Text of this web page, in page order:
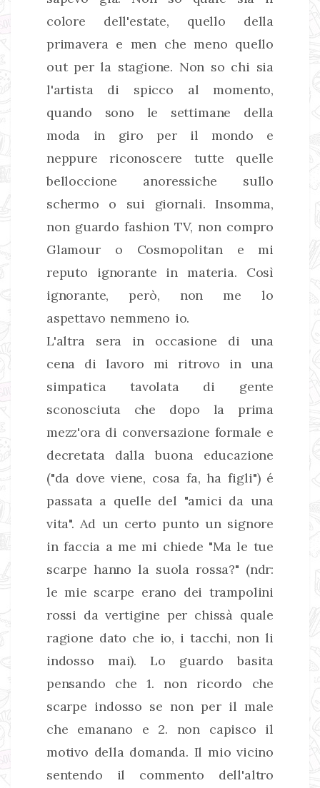
colore dell'estate, quello della
primavera e men che meno quello
out per la stagione. Non so chi sia
l'artista di spicco al momento,
quando sono le settimane della
moda in giro per il mondo e
neppure riconoscere tutte quelle
belloccione anoressiche sullo
schermo o sui giornali. Insomma,
non guardo fashion TV, non compro
Glamour o Cosmopolitan e mi
reputo ignorante in materia. Così
ignorante, però, non me lo
aspettavo nemmeno io.
L'altra sera in occasione di una
cena di lavoro mi ritrovo in una
simpatica tavolata di gente
sconosciuta che dopo la prima
mezz'ora di conversazione formale e
decretata dalla buona educazione
("da dove viene, cosa fa, ha figli") é
passata a quelle del "amici da una
vita". Ad un certo punto un signore
in faccia a me mi chiede "Ma le tue
scarpe hanno la suola rossa?" (ndr:
le mie scarpe erano dei trampolini
rossi da vertigine per chissà quale
ragione dato che io, i tacchi, non li
indosso mai). Lo guardo basita
pensando che 1. non ricordo che
scarpe indosso se non per il male
che emanano e 2. non capisco il
motivo della domanda. Il mio vicino
sentendo il commento dell'altro